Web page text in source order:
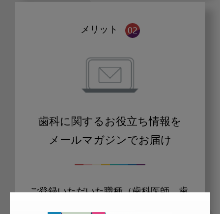
メリット
歯科に関するお役立ち情報を
メールマガジンでお届け
ご登録いただいた職種（歯科医師、歯
科衛生士、歯科技工士）に合わせた内